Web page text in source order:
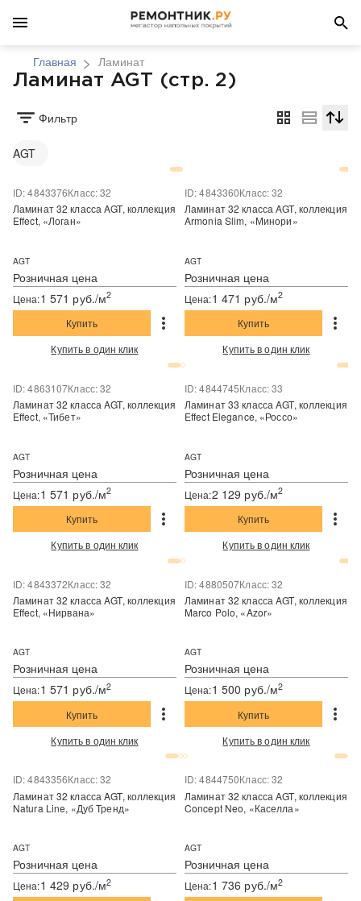
Главная Ламинат
Ламинат AGT (стр. 2)
Фильтр
AGT
Розничная цена
ID: 4843376Класс: 32
Цена:1 571 руб./м2
Ламинат 32 класса AGT, коллекция
Effect, «Логан»
AGT
Купить
Купить в один клик
Розничная цена
ID: 4843360Класс: 32
Цена:1 471 руб./м2
Ламинат 32 класса AGT, коллекция
Armonia Slim, «Минори»
AGT
Купить
Купить в один клик
Розничная цена
ID: 4863107Класс: 32
Цена:1 571 руб./м2
Ламинат 32 класса AGT, коллекция
Effect, «Тибет»
AGT
Купить
Купить в один клик
Розничная цена
ID: 4844745Класс: 33
Цена:2 129 руб./м2
Ламинат 33 класса AGT, коллекция
Effect Elegance, «Россо»
AGT
Купить
Купить в один клик
Розничная цена
ID: 4843372Класс: 32
Цена:1 571 руб./м2
Ламинат 32 класса AGT, коллекция
Effect, «Нирвана»
AGT
Купить
Купить в один клик
Розничная цена
ID: 4880507Класс: 32
Цена:1 500 руб./м2
Ламинат 32 класса AGT, коллекция
Marco Polo, «Azor»
AGT
Купить
Купить в один клик
Розничная цена
ID: 4843356Класс: 32
Цена:1 429 руб./м2
Ламинат 32 класса AGT, коллекция
Natura Line, «Дуб Тренд»
AGT
Розничная цена
ID: 4844750Класс: 32
Цена:1 736 руб./м2
Ламинат 32 класса AGT, коллекция
Concept Neo, «Каселла»
AGT